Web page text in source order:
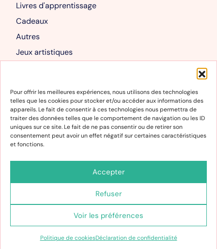
Pour offrir les meilleures expériences, nous utilisons des technologies
telles que les cookies pour stocker et/ou accéder aux informations des
appareils. Le fait de consentir à ces technologies nous permettra de
traiter des données telles que le comportement de navigation ou les ID
uniques sur ce site. Le fait de ne pas consentir ou de retirer son
consentement peut avoir un effet négatif sur certaines caractéristiques
et fonctions.
Accepter
Refuser
Voir les préférences
Politique de cookiesDéclaration de confidentialité
Livres d'apprentissage
Cadeaux
Autres
Jeux artistiques
Mon compte
Mon compte
Panier
Informations
Déclaration de confidentialité